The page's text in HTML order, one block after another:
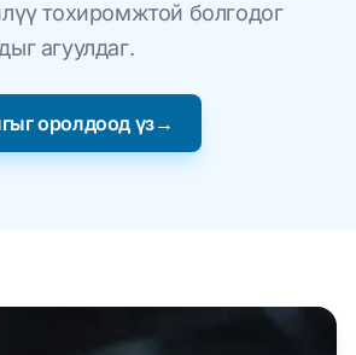
тохиромжтой болгодог
агуулдаг.
оролдоод үз→